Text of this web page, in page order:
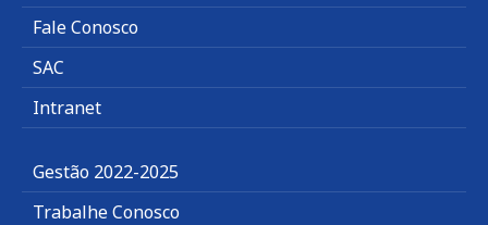
Fale Conosco
SAC
Intranet
Gestão 2022-2025
Trabalhe Conosco